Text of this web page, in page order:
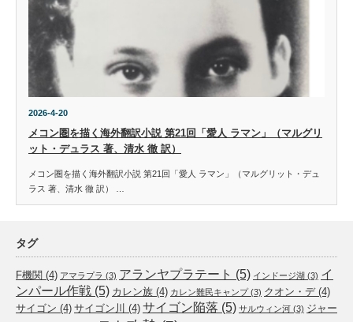
2026-4-20
メコン圏を描く海外翻訳小説 第21回「愛人 ラマン」（マルグリ
ット・デュラス 著、清水 徹 訳）
メコン圏を描く海外翻訳小説 第21回「愛人 ラマン」（マルグリット・デュ
ラス 著、清水 徹 訳） …
タグ
F機関 (4) アマラプラ (3) アランヤプラテート (5) インドージ湖 (3) イ
ンパール作戦 (5) カレン族 (4) カレン難民キャンプ(3) クオン・デ(4)
サイゴン (4) サイゴン川 (4) サイゴン陥落 (5) サルウィン河 (3) ジャー